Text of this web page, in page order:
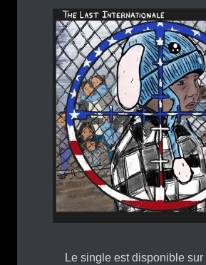
Le single est disponible